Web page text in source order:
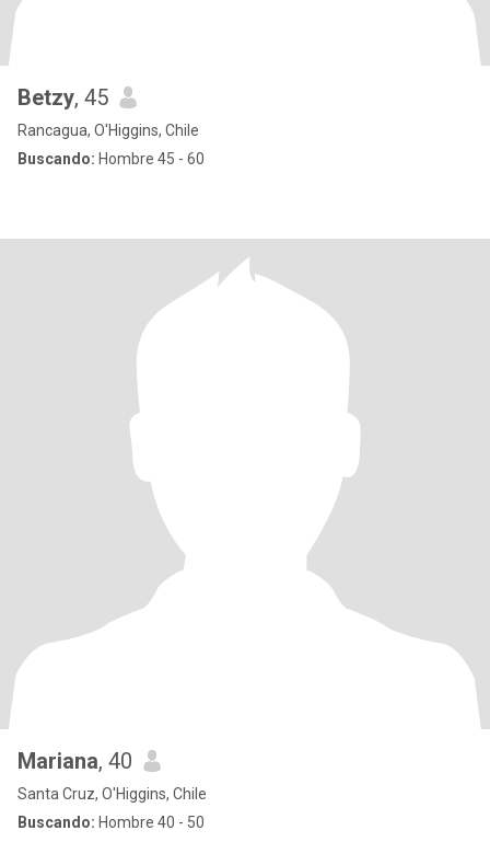
Betzy, 45
Rancagua, O'Higgins, Chile
Buscando: Hombre 45 - 60
Mariana, 40
Santa Cruz, O'Higgins, Chile
Buscando: Hombre 40 - 50